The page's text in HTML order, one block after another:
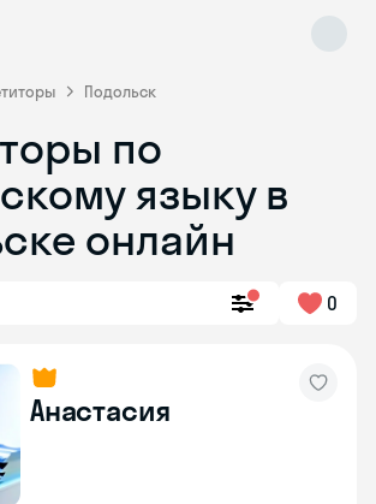
Подольск
по
языку в
онлайн
0
Анастасия